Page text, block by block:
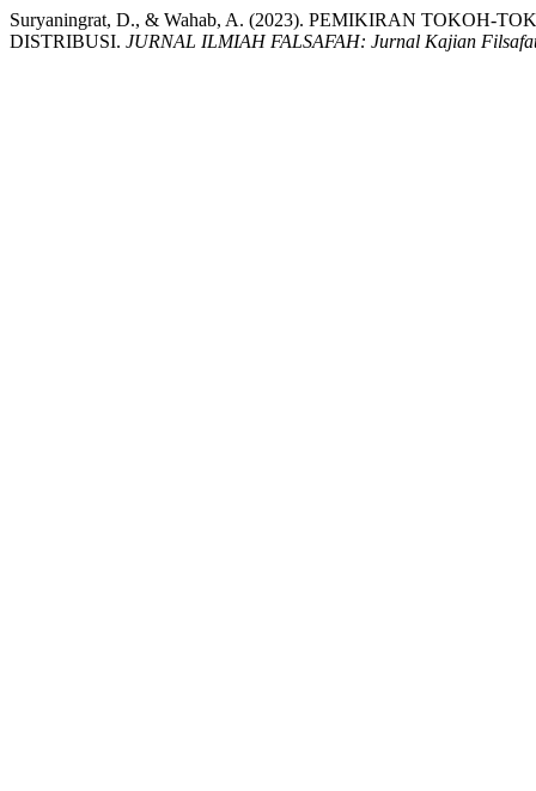
Suryaningrat, D., & Wahab, A. (2023). PEMIKIRAN TOKOH-
DISTRIBUSI. JURNAL ILMIAH FALSAFAH: Jurnal Kajian